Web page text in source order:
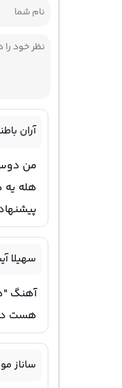
آران
من
هله یه
سهیلا
آهنگ
هست
ساناز